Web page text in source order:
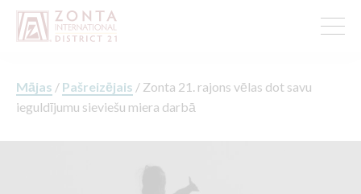
Mājas / Pašreizējais / Zonta 21. rajons vēlas dot savu
ieguldījumu sieviešu miera darbā